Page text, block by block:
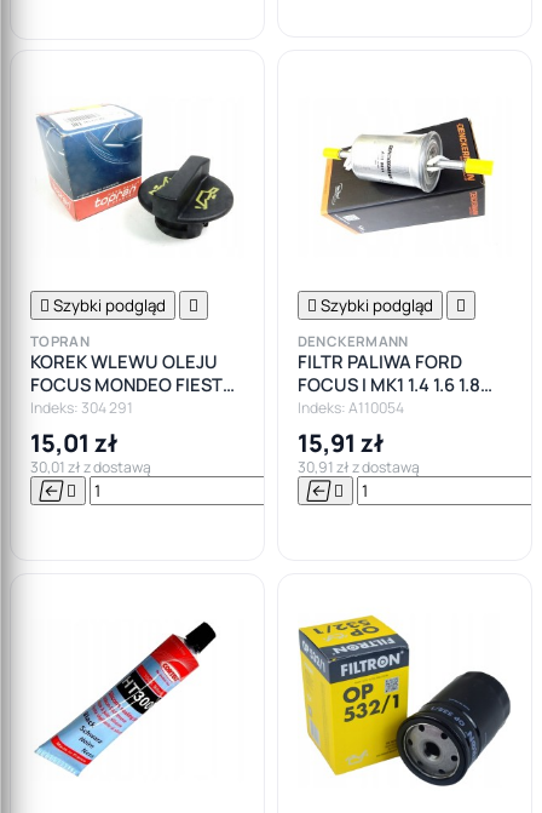
 Szybki podgląd 
TOPRAN
KOREK WLEWU OLEJU
FOCUS MONDEO FIESTA
TRANSIT
Indeks: 304 291
15,01 zł
30,01 zł z dostawą
  

 Szybki podgląd 
DENCKERMANN
FILTR PALIWA FORD
FOCUS I MK1 1.4 1.6 1.8
16V BENZ
Indeks: A110054
15,91 zł
30,91 zł z dostawą
 